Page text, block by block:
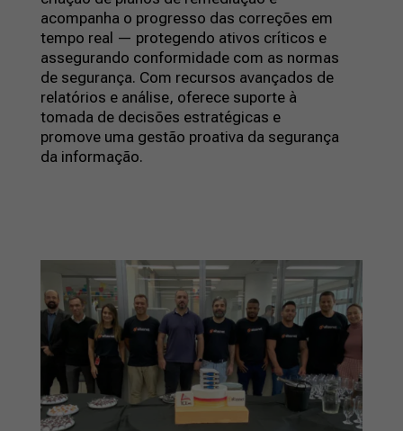
acompanha o progresso das correções em
tempo real — protegendo ativos críticos e
assegurando conformidade com as normas
de segurança. Com recursos avançados de
relatórios e análise, oferece suporte à
tomada de decisões estratégicas e
promove uma gestão proativa da segurança
da informação.